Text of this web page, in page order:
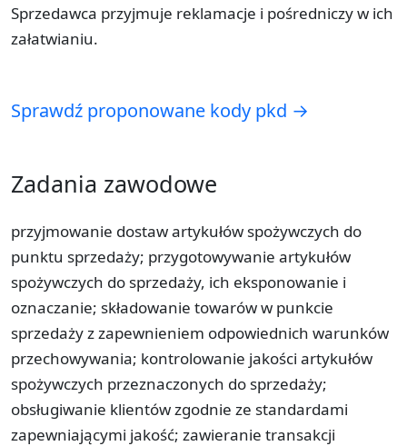
Sprzedawca przyjmuje reklamacje i pośredniczy w ich
załatwianiu.
Sprawdź proponowane kody pkd →
Zadania zawodowe
przyjmowanie dostaw artykułów spożywczych do
punktu sprzedaży; przygotowywanie artykułów
spożywczych do sprzedaży, ich eksponowanie i
oznaczanie; składowanie towarów w punkcie
sprzedaży z zapewnieniem odpowiednich warunków
przechowywania; kontrolowanie jakości artykułów
spożywczych przeznaczonych do sprzedaży;
obsługiwanie klientów zgodnie ze standardami
zapewniającymi jakość; zawieranie transakcji